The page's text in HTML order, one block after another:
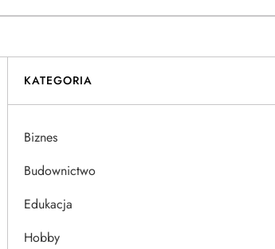
KATEGORIA
Biznes
Budownictwo
Edukacja
Hobby